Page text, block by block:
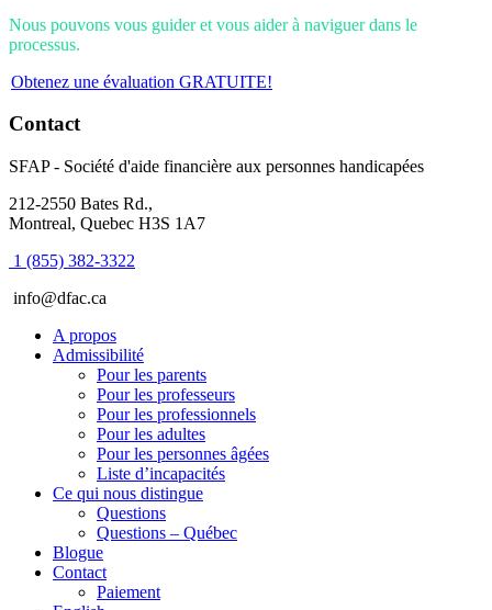
Nous pouvons vous guider et vous aider à naviguer dans le
processus.
Obtenez une évaluation GRATUITE!
Footer
Contact
SFAP - Société d'aide financière aux personnes handicapées
212-2550 Bates Rd.,
Montreal, Quebec H3S 1A7
1 (855) 382-3322
info@dfac.ca
A propos
Admissibilité
Pour les parents
Pour les professeurs
Pour les professionnels
Pour les adultes
Pour les personnes âgées
Liste d’incapacités
Ce qui nous distingue
Questions
Questions – Québec
Blogue
Contact
Paiement